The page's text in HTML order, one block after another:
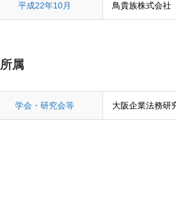
平成22年10月 鳥貴族株式会
所属
学会・研究会等 大阪企業法務研